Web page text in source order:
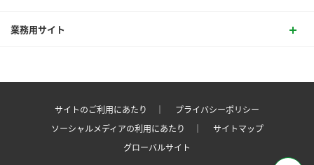
業務用サイト
サイトのご利用にあたり ｜
プライバシーポリシー
ソーシャルメディアの利用にあたり ｜
サイトマップ
グローバルサイト